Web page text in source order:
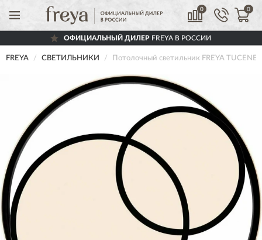
0 0
ОФИЦИАЛЬНЫЙ ДИЛЕРFREYA В РОССИИ
FREYA СВЕТИЛЬНИКИ Потолочный светильник FREYA TUCENE